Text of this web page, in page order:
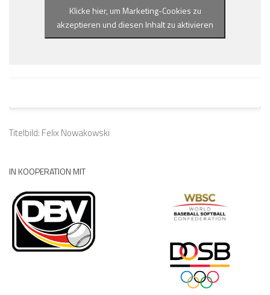
Klicke hier, um Marketing-Cookies zu
akzeptieren und diesen Inhalt zu aktivieren
Titelbild: Felix Nowakowski
IN KOOPERATION MIT